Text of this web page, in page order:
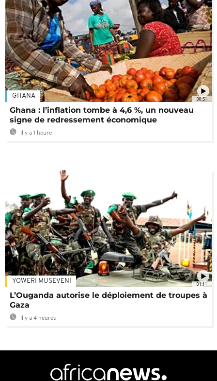
00:51
GHANA
Ghana : l’inflation tombe à 4,6 %, un nouveau
signe de redressement économique
Il y a 1 heure
01:11
YOWERI MUSEVENI
L’Ouganda autorise le déploiement de troupes à
Gaza
Il y a 4 heures